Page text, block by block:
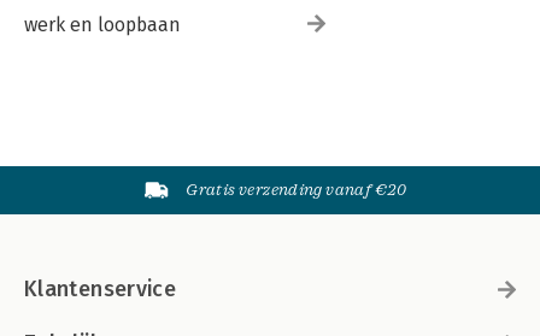
werk en loopbaan
Gratis verzending vanaf €20
Klantenservice